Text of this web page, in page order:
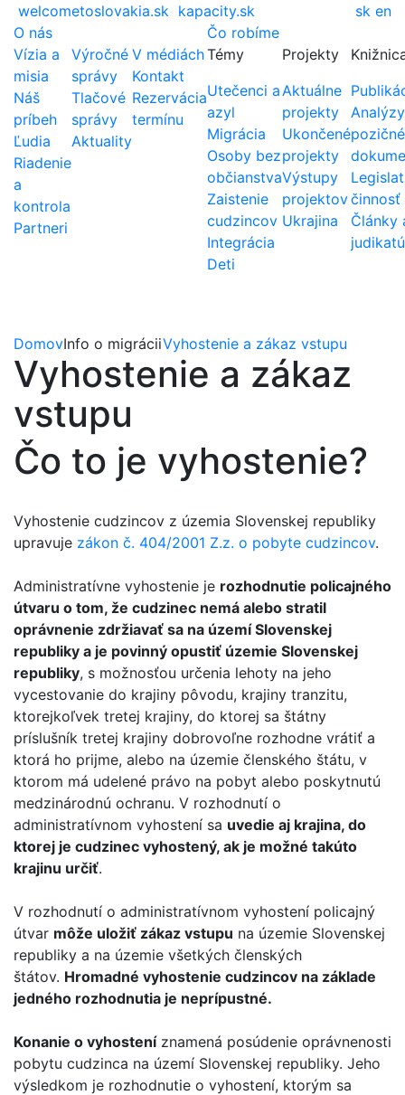
welcometoslovakia.sk kapacity.sk sk en
O nás
Vízia a
misia
Náš
príbeh
Ľudia
Riadenie
a
kontrola
Partneri
Výročné
správy
Tlačové
správy
Aktuality
V médiách
Kontakt
Rezervácia
termínu
Čo robíme
Témy
Utečenci a
azyl
Migrácia
Osoby bez
občianstva
Zaistenie
cudzincov
Integrácia
Deti
Projekty
Aktuálne
projekty
Ukončené
projekty
Výstupy
projektov
Ukrajina
pozičné
činnosť
Články
DomovInfo o migráciiVyhostenie a zákaz vstupu
Vyhostenie a zákaz
vstupu
Čo to je vyhostenie?
Vyhostenie cudzincov z územia Slovenskej republiky
upravuje zákon č. 404/2001 Z.z. o pobyte cudzincov.
Administratívne vyhostenie je rozhodnutie policajného
útvaru o tom, že cudzinec nemá alebo stratil
oprávnenie zdržiavať sa na území Slovenskej
republiky a je povinný opustiť územie Slovenskej
republiky, s možnosťou určenia lehoty na jeho
vycestovanie do krajiny pôvodu, krajiny tranzitu,
ktorejkoľvek tretej krajiny, do ktorej sa štátny
príslušník tretej krajiny dobrovoľne rozhodne vrátiť a
ktorá ho prijme, alebo na územie členského štátu, v
ktorom má udelené právo na pobyt alebo poskytnutú
medzinárodnú ochranu. V rozhodnutí o
administratívnom vyhostení sa uvedie aj krajina, do
ktorej je cudzinec vyhostený, ak je možné takúto
krajinu určiť.
V rozhodnutí o administratívnom vyhostení policajný
útvar môže uložiť zákaz vstupu na územie Slovenskej
republiky a na územie všetkých členských
štátov. Hromadné vyhostenie cudzincov na základe
jedného rozhodnutia je neprípustné.
Konanie o vyhosteníznamená posúdenie oprávnenosti
pobytu cudzinca na území Slovenskej republiky. Jeho
výsledkom je rozhodnutie o vyhostení, ktorým sa